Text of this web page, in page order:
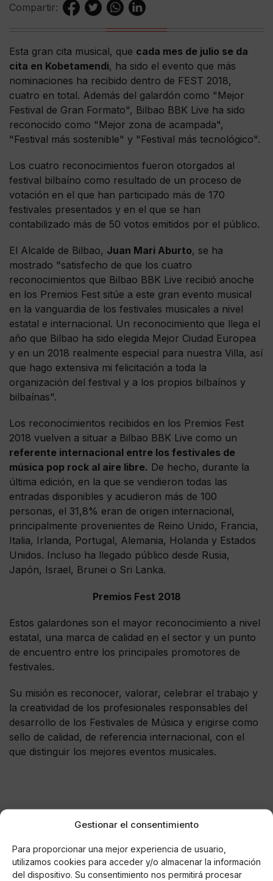
Gestionar el consentimiento
Para proporcionar una mejor experiencia de usuario,
utilizamos cookies para acceder y/o almacenar la información
del dispositivo. Su consentimiento nos permitirá procesar
Compartir:
Esta gran cita musical, que cada mes de julio se da
cita en Kobetamendi, ha sido el evento que más
nominaciones ha recibido dentro de FEST 2018,
cuatro en total. Además del galardón como "Mejor
Festival de Gran Formato", Bilbao BBK Live ha sido
reconocido como "Mejor zona de acampada",
"Festival más sostenible" y "Festival más tecnológico".
Los cuatro reconocimientos fueron otorgados al
festival bilbaíno como resultado de un proceso de
votación en el que han participado más de 170
festivales presentados y en el que se han
contabilizado más de 50 votos emitidos por el público.
El Alcalde de Bilbao, Juan Mari Aburto, se ha
mostrado "satisfecho de que los cuatro
reconocimientos que Bilbao BBK Live recibió anoche
en los Premios Fest sitúe a este gran evento musical
en la vanguardia de los festivales musicales a nivel
estatal e internacional. Un reconocimiento que llega el
año que Bilbao ha sido elegida Mejor Ciudad Europea
y en un 2018 realmente especial para nuestra Villa, así
que hago extensiva mi felicitación a toda la
organización del festival y a los propios bilbaínos y
bilbaínas".
Los reconocimientos recibidos en los Premios Fest
2018 vuelven a situar a Bilbao BBK Live como un
referente internacional entre los festivales de
música pop rock al aire libre. De hecho, durante la
última edición, en la que se vendieron todas las
entradas disponibles y acudieron más de 100
personas, el 31,8% eran de origen internacional,
principalmente provenientes de Reino Unido, Francia,
Italia, Irlanda, Portugal, Alemania, Holanda y Estados
Unidos. Incluso ha llegado público desde Rusia,
Japón, Israel, Brunei o Sri Lanka.
Premios Fest 2018
Estos galardones son el mayor reconocimiento a nivel
estatal, una marca de calidad en el sector y un punto
de encuentro entre los principales promotores de
festivales.
Su misión es reconocer, valorar, celebrar el trabajo y
la creatividad de los profesionales responsables del
desarrollo de los Festivales de Música y erigirse como
sello de calidad, de referencia internacional, con el
que distinguir los mejores eventos musicales.
Sonia Alfonso Sánchez